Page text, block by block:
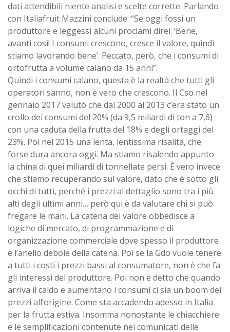
dati attendibili niente analisi e scelte corrette. Parlando
con Italiafruit Mazzini conclude: “Se oggi fossi un
produttore e leggessi alcuni proclami direi: ‘Bene,
avanti così! I consumi crescono, cresce il valore, quindi
stiamo lavorando bene’. Peccato, però, che i consumi di
ortofrutta a volume calano da 15 anni”.
Quindi i consumi calano, questa è la realtà che tutti gli
operatori sanno, non è vero che crescono. Il Cso nel
gennaio 2017 valutò che dal 2000 al 2013 c’era stato un
crollo dei consumi del 20% (da 9,5 miliardi di ton a 7,6)
con una caduta della frutta del 18% e degli ortaggi del
23%. Poi nel 2015 una lenta, lentissima risalita, che
forse dura ancora oggi. Ma stiamo risalendo appunto
la china di quei miliardi di tonnellate persi. È vero invece
che stiamo recuperando sul valore, dato che è sotto gli
occhi di tutti, perché i prezzi al dettaglio sono tra i più
alti degli ultimi anni… però qui è da valutare chi si può
fregare le mani. La catena del valore obbedisce a
logiche di mercato, di programmazione e di
organizzazione commerciale dove spesso il produttore
è l’anello debole della catena. Poi se la Gdo vuole tenere
a tutti i costi i prezzi bassi al consumatore, non è che fa
gli interessi del produttore. Poi non è detto che quando
arriva il caldo e aumentano i consumi ci sia un boom dei
prezzi all’origine. Come sta accadendo adesso in Italia
per la frutta estiva. Insomma nonostante le chiacchiere
e le semplificazioni contenute nei comunicati delle